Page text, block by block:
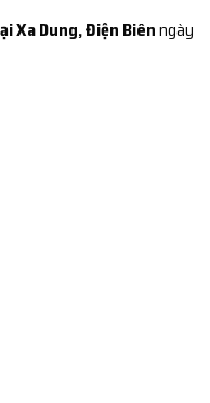
Xa Dung, Điện Biênngày